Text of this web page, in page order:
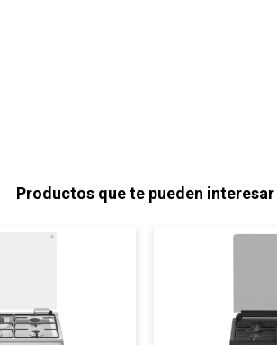
Productos que te pueden interesar